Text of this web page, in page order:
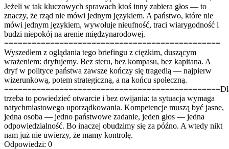
Jeżeli w tak kluczowych sprawach ktoś inny zabiera głos — to
znaczy, że rząd nie mówi jednym językiem. A państwo, które nie
mówi jednym językiem, wywołuje nieufność, traci wiarygodność i
budzi niepokój na arenie międzynarodowej.
===============================================
Wyszedłem z oglądania tego briefingu z ciężkim, duszącym
wrażeniem: dryfujemy. Bez steru, bez kompasu, bez kapitana. A
dryf w polityce państwa zawsze kończy się tragedią — najpierw
wizerunkową, potem strategiczną, a na końcu społeczną.
trzeba to powiedzieć otwarcie i bez owijania: ta sytuacja wymaga
natychmiastowego uporządkowania. Kompetencje muszą być jasne,
jedna osoba — jedno państwowe zadanie, jeden głos — jedna
odpowiedzialność. Bo inaczej obudzimy się za późno. A wtedy nikt
nam już nie uwierzy, że mamy kontrolę.
Odpowiedzi: 0